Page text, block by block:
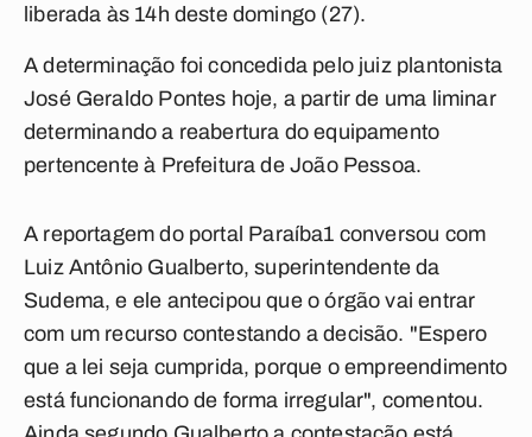
liberada às 14h deste domingo (27).
A determinação foi concedida pelo juiz plantonista
José Geraldo Pontes hoje, a partir de uma liminar
determinando a reabertura do equipamento
pertencente à Prefeitura de João Pessoa.
A reportagem do portal Paraíba1 conversou com
Luiz Antônio Gualberto, superintendente da
Sudema, e ele antecipou que o órgão vai entrar
com um recurso contestando a decisão. "Espero
que a lei seja cumprida, porque o empreendimento
está funcionando de forma irregular", comentou.